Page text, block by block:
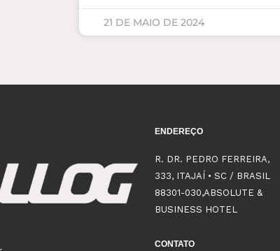
21 DE MAIO DE 2024
ENDEREÇO
R. DR. PEDRO FERREIRA,
333, ITAJAÍ • SC / BRASIL
88301-030,ABSOLUTE &
BUSINESS HOTEL
CONTATO